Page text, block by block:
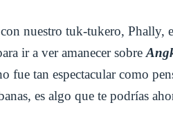
nuestro tuk-tukero, Phally,
ir a ver amanecer sobre
fue tan espectacular como
es algo que te podrías